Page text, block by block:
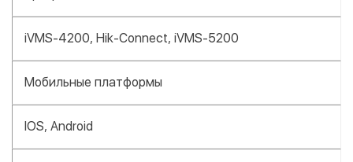
iVMS-4200, Hik-Connect, iVMS-5200
Мобильные платформы
IOS, Android